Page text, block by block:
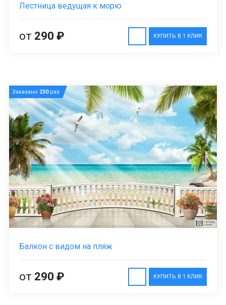
Лестница ведущая к морю
КУПИТЬ В 1 КЛИК
от 290 ₽
Заказано 230раз
Балкон с видом на пляж
КУПИТЬ В 1 КЛИК
от 290 ₽